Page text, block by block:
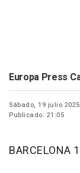
Europa Press
Sábado, 19 julio 2025
Publicado: 21:05
BARCELONA